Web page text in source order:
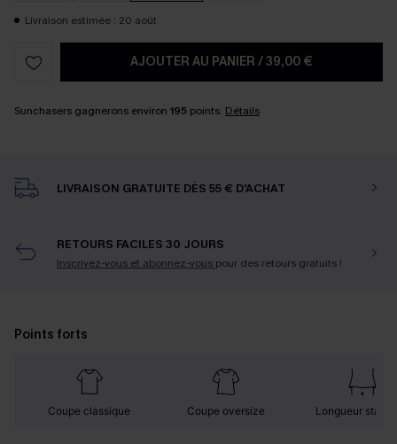
Livraison estimée : 20 août
AJOUTER AU PANIER /39,00 €
Sunchasers gagnerons environ 195 points. Détails
LIVRAISON GRATUITE DÈS 55 € D'ACHAT
RETOURS FACILES 30 JOURS
Inscrivez-vous et abonnez-vous pour des retours gratuits !
Points forts
Coupe classique Coupe oversize Longueur